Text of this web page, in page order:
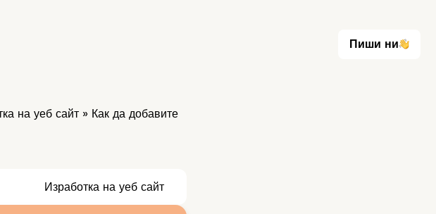
Пиши ни
на уеб сайт » Как да добавите
Изработка на уеб сайт